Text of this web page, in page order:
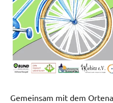
Gemeinsam mit dem